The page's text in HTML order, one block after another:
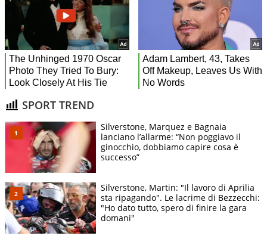
SPORT TREND
Silverstone, Marquez e Bagnaia
lanciano l’allarme: “Non poggiavo il
ginocchio, dobbiamo capire cosa è
successo”
Silverstone, Martin: "Il lavoro di Aprilia
sta ripagando". Le lacrime di Bezzecchi:
"Ho dato tutto, spero di finire la gara
domani"